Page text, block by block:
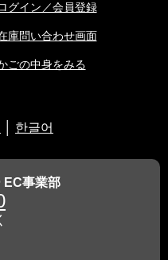
グイン／会員登録
庫問い合わせ画面
ごの中身をみる
한글어
事業部